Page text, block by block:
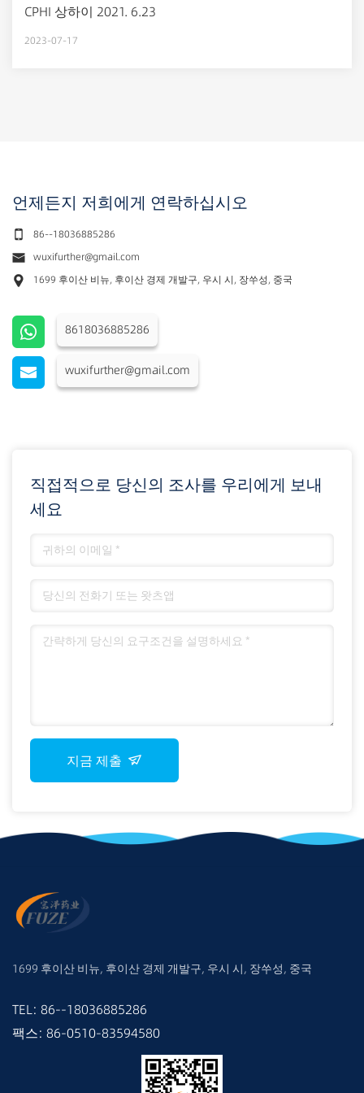
CPHI 상하이 2021. 6.23
2023-07-17
언제든지 저희에게 연락하십시오
86--18036885286
wuxifurther@gmail.com
1699 후이산 비뉴, 후이산 경제 개발구, 우시 시, 장쑤성, 중국
8618036885286
wuxifurther@gmail.com
직접적으로 당신의 조사를 우리에게 보내
세요
지금 제출
1699 후이산 비뉴, 후이산 경제 개발구, 우시 시, 장쑤성, 중국
TEL: 86--18036885286
팩스: 86-0510-83594580